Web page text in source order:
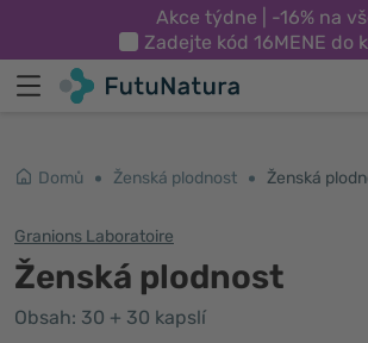
Akce týdne | -16% na
Zadejte kód 16MENE do
Domů Ženská plodnost Ženská
Granions Laboratoire
Ženská plodnost
Obsah: 30 + 30 kapslí